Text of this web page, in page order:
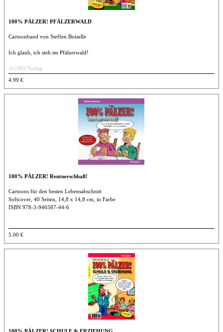
100% PÄLZER! PFÄLZERWALD
Cartoonband von Steffen Boiselle
Ich glaub, ich steh im Pfälzerwald!
AGIRO Verlag
4.99 €
100% PÄLZER! Rentnerschbaß!
Cartoons für den besten Lebensabschnitt
Softcover, 40 Seiten, 14,8 x 14,8 cm, in Farbe
ISBN 978-3-946587-44-6
5.00 €